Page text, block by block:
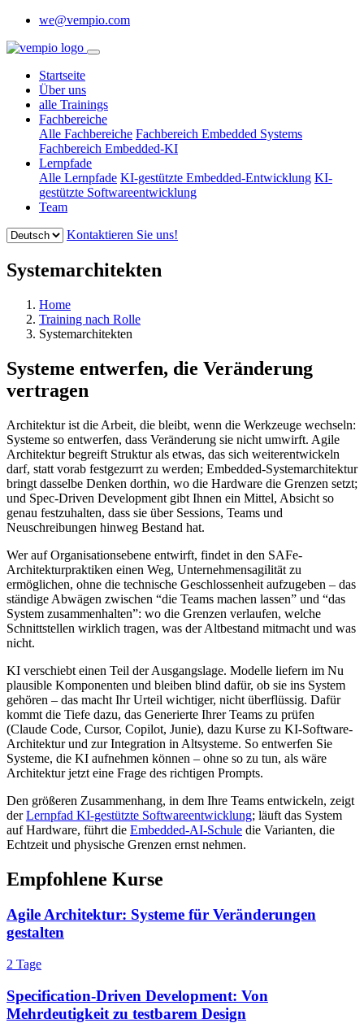
we@vempio.com
Startseite
Über uns
alle Trainings
Fachbereiche
Alle Fachbereiche Fachbereich Embedded Systems
Fachbereich Embedded-KI
Lernpfade
Alle Lernpfade KI-gestützte Embedded-Entwicklung KI-
gestützte Softwareentwicklung
Team
Kontaktieren Sie uns!
Systemarchitekten
Home
Training nach Rolle
Systemarchitekten
Systeme entwerfen, die Veränderung
vertragen
Architektur ist die Arbeit, die bleibt, wenn die Werkzeuge wechseln:
Systeme so entwerfen, dass Veränderung sie nicht umwirft. Agile
Architektur begreift Struktur als etwas, das sich weiterentwickeln
darf, statt vorab festgezurrt zu werden; Embedded-Systemarchitektur
bringt dasselbe Denken dorthin, wo die Hardware die Grenzen setzt;
und Spec-Driven Development gibt Ihnen ein Mittel, Absicht so
genau festzuhalten, dass sie über Sessions, Teams und
Neuschreibungen hinweg Bestand hat.
Wer auf Organisationsebene entwirft, findet in den SAFe-
Architekturpraktiken einen Weg, Unternehmensagilität zu
ermöglichen, ohne die technische Geschlossenheit aufzugeben – das
ständige Abwägen zwischen “die Teams machen lassen” und “das
System zusammenhalten”: wo die Grenzen verlaufen, welche
Schnittstellen wirklich tragen, was der Altbestand mitmacht und was
nicht.
KI verschiebt einen Teil der Ausgangslage. Modelle liefern im Nu
plausible Komponenten und bleiben blind dafür, ob sie ins System
gehören – das macht Ihr Urteil wichtiger, nicht überflüssig. Dafür
kommt die Tiefe dazu, das Generierte Ihrer Teams zu prüfen
(Claude Code, Cursor, Copilot, Junie), dazu Kurse zu KI-Software-
Architektur und zur Integration in Altsysteme. So entwerfen Sie
Systeme, die KI aufnehmen können – ohne so zu tun, als wäre
Architektur jetzt eine Frage des richtigen Prompts.
Den größeren Zusammenhang, in dem Ihre Teams entwickeln, zeigt
derLernpfad KI-gestützte Softwareentwicklung; läuft das System
auf Hardware, führt die Embedded-AI-Schule die Varianten, die
Echtzeit und physische Grenzen ernst nehmen.
Empfohlene Kurse
Agile Architektur: Systeme für Veränderungen
gestalten
2 Tage
Specification-Driven Development: Von
Mehrdeutigkeit zu testbarem Design